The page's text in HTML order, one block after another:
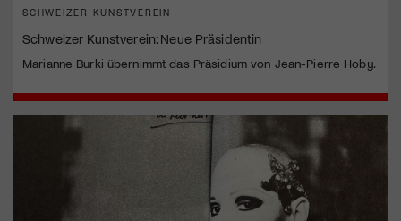
SCHWEIZER KUNSTVEREIN
Schweizer Kunstverein: Neue Präsidentin
Marianne Burki übernimmt das Präsidium von Jean-Pierre Hoby.